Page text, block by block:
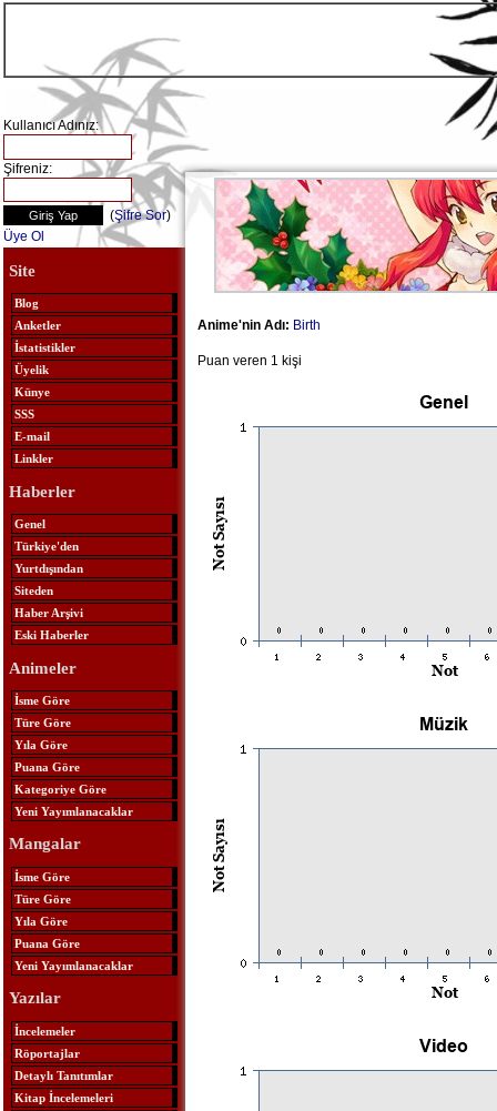
Kullanıcı Adınız:
Şifreniz:
(Şifre Sor)
Üye Ol
Site
Blog
Anketler
İstatistikler
Üyelik
Künye
SSS
E-mail
Linkler
Haberler
Genel
Türkiye'den
Yurtdışından
Siteden
Haber Arşivi
Eski Haberler
Animeler
İsme Göre
Türe Göre
Yıla Göre
Puana Göre
Kategoriye Göre
Yeni Yayımlanacaklar
Mangalar
İsme Göre
Türe Göre
Yıla Göre
Puana Göre
Yeni Yayımlanacaklar
Yazılar
İncelemeler
Röportajlar
Detaylı Tanıtımlar
Kitap İncelemeleri
Anime'nin Adı: Birth
Puan veren 1 kişi